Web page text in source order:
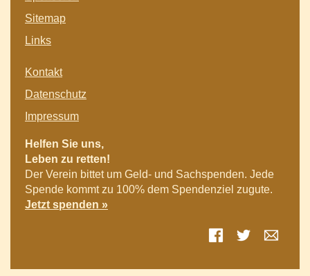
überspringen
Sitemap
Links
Navigation
überspringen
Kontakt
Datenschutz
Impressum
Helfen Sie uns,
Leben zu retten!
Der Verein bittet um Geld- und Sachspenden. Jede
Spende kommt zu 100% dem Spendenziel zugute.
Jetzt spenden »
Facebook
Twitter